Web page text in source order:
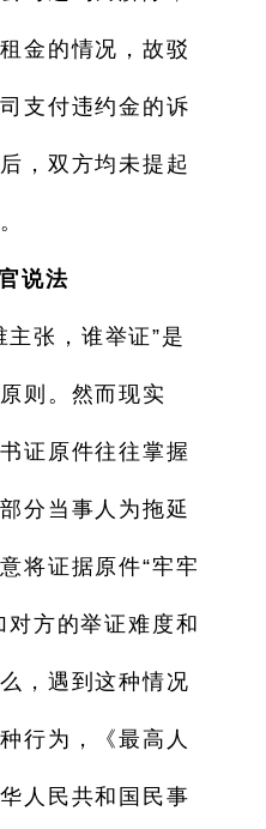
金的情况，故驳
支付违约金的诉
，双方均未提起
说法
主张，谁举证”是
则。然而现实
证原件往往掌握
分当事人为拖延
将证据原件“牢牢
对方的举证难度和
，遇到这种情况
行为，《最高人
人民共和国民事